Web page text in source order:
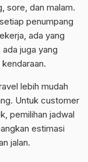
sore, dan malam.
penumpang
ada yang
juga yang
lebih mudah
Untuk customer
pemilihan jadwal
estimasi
jalan.